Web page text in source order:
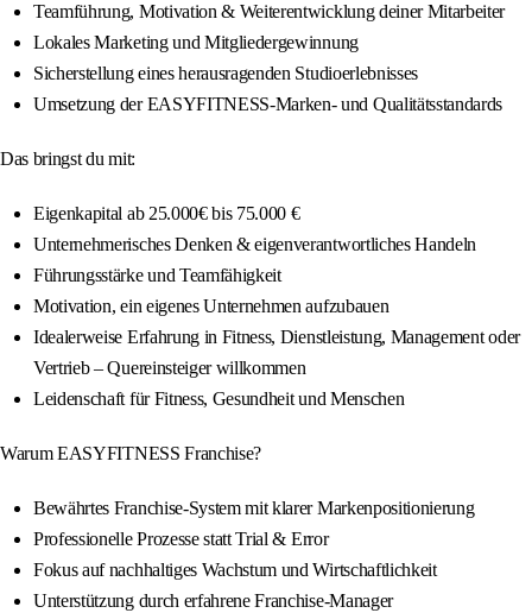
Teamführung, Motivation & Weiterentwicklung deiner Mitarbeiter
Lokales Marketing und Mitgliedergewinnung
Sicherstellung eines herausragenden Studioerlebnisses
Umsetzung der EASYFITNESS-Marken- und Qualitätsstandards
Das bringst du mit:
Eigenkapital ab 25.000€ bis 75.000 €
Unternehmerisches Denken & eigenverantwortliches Handeln
Führungsstärke und Teamfähigkeit
Motivation, ein eigenes Unternehmen aufzubauen
Idealerweise Erfahrung in Fitness, Dienstleistung, Management oder
Vertrieb – Quereinsteiger willkommen
Leidenschaft für Fitness, Gesundheit und Menschen
Warum EASYFITNESS Franchise?
Bewährtes Franchise-System mit klarer Markenpositionierung
Professionelle Prozesse statt Trial & Error
Fokus auf nachhaltiges Wachstum und Wirtschaftlichkeit
Unterstützung durch erfahrene Franchise-Manager